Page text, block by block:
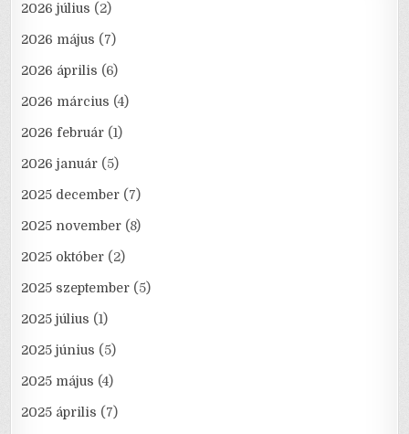
2026 július (2)
2026 május (7)
2026 április (6)
2026 március (4)
2026 február (1)
2026 január (5)
2025 december (7)
2025 november (8)
2025 október (2)
2025 szeptember (5)
2025 július (1)
2025 június (5)
2025 május (4)
2025 április (7)